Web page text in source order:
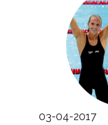
03-04-2017